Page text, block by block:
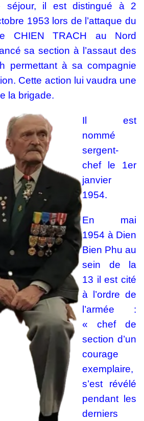
séjour, il est distingué à 2
1953 lors de l’attaque du
CHIEN TRACH au Nord
sa section à l’assaut des
permettant à sa compagnie
Cette action lui vaudra une
la brigade.
Il est
nommé
sergent-
chef le 1er
janvier
1954.
En mai
1954 à Dien
Bien Phu au
sein de la
13 il est cité
à l’ordre de
l’armée :
« chef de
section d’un
courage
exemplaire,
s’est révélé
pendant les
derniers